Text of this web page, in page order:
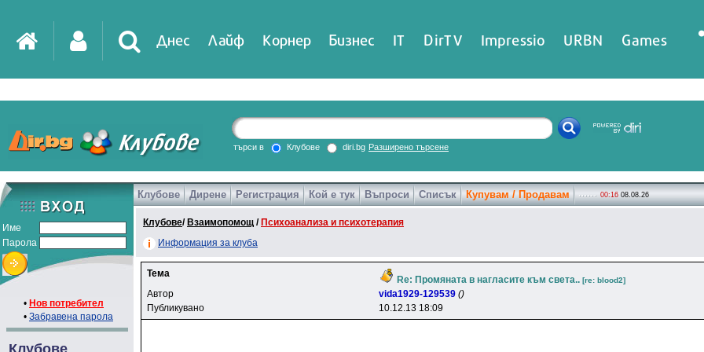
Днес Лайф Корнер Бизнес IT DirTV Impressio URBN Games
търси в Клубове diri.bg Разширено търсене
Име
Парола
• Нов потребител
• Забравена парола
Клубове
Клубове Дирене Регистрация Кой е тук Въпроси Списък Купувам / Продавам 00:16 08.08.26
Клубове/ Взаимопомощ / Психоанализа и психотерапия
Информация за клуба
Тема
Re: Промяната в нагласите към света.. [re: blood2]
Автор vida1929-129539 ()
Публикувано
10.12.13 18:09